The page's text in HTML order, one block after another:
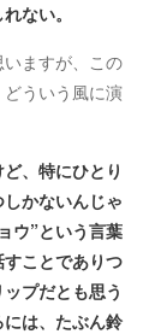
れない。
ますが、この
ういう風に演
、特にひとり
かないんじゃ
ウ”という言葉
ことでありつ
プだとも思う
は、たぶん鈴